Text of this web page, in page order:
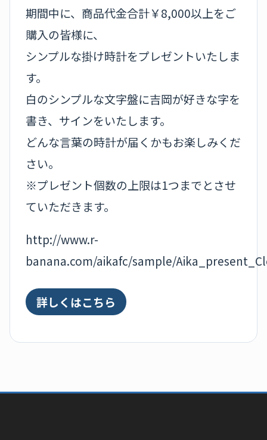
期間中に、商品代金合計￥8,000以上をご
購入の皆様に、
シンプルな掛け時計をプレゼントいたしま
す。
白のシンプルな文字盤に吉岡が好きな字を
書き、サインをいたします。
どんな言葉の時計が届くかもお楽しみくだ
さい。
※プレゼント個数の上限は1つまでとさせ
ていただきます。
http://www.r-
banana.com/aikafc/sample/
詳しくはこちら